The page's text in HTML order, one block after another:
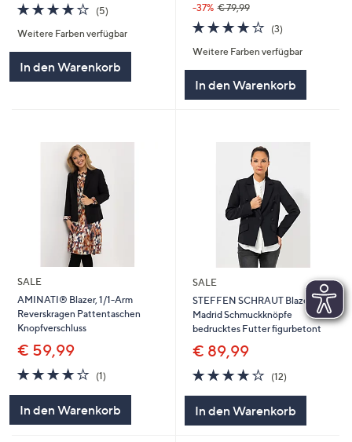
4.0
von
5
(5)
Weitere Farben verfügbar
In den Warenkorb
-37% € 79,99
4.0
von
5
(3)
Weitere Farben verfügbar
In den Warenkorb
SALE
AMINATI® Blazer, 1/1-Arm
Reverskragen Pattentaschen
Knopfverschluss
€ 59,99
4.0
von
5
(1)
In den Warenkorb
SALE
STEFFEN SCHRAUT Blazer,
Madrid Schmuckknöpfe
bedrucktes Futter figurbetont
€ 89,99
3.9
von
5
(12)
In den Warenkorb